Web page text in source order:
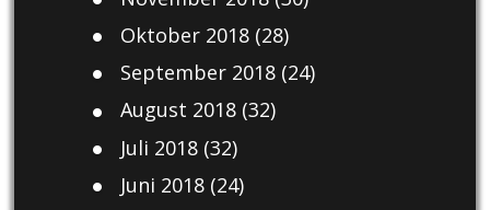
Oktober 2018(28)
September 2018(24)
August 2018(32)
Juli 2018(32)
Juni 2018(24)